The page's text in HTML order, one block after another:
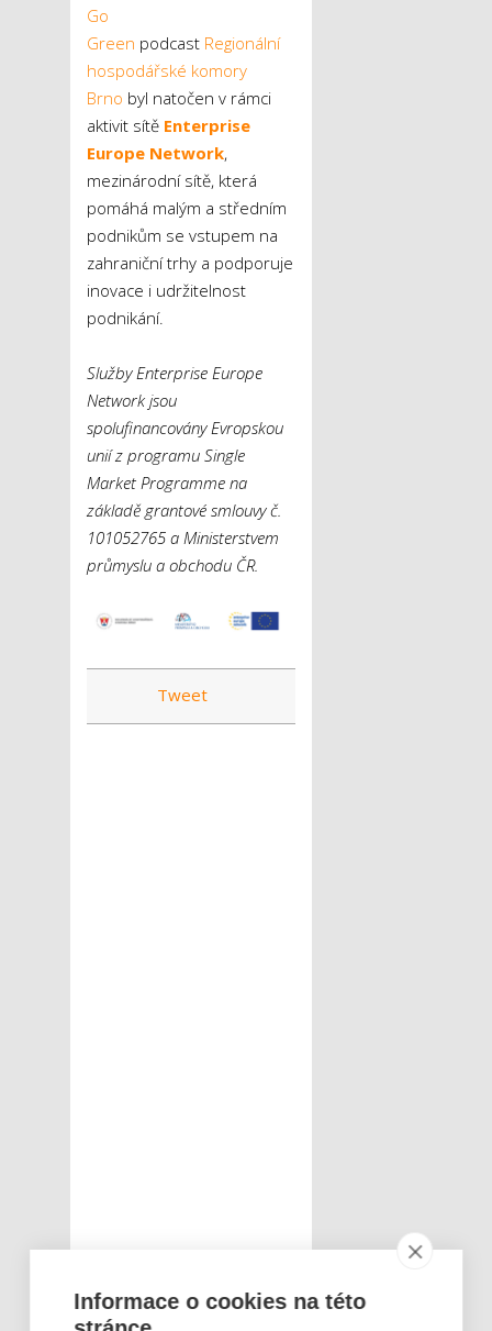
Go
Green podcast Regionální
hospodářské komory
Brno byl natočen v rámci
aktivit sítě Enterprise
Europe Network,
mezinárodní sítě, která
pomáhá malým a středním
podnikům se vstupem na
zahraniční trhy a podporuje
inovace i udržitelnost
podnikání.
Služby Enterprise Europe
Network jsou
spolufinancovány Evropskou
unií z programu Single
Market Programme na
základě grantové smlouvy č.
101052765 a Ministerstvem
průmyslu a obchodu ČR.
Tweet
Informace o cookies na této